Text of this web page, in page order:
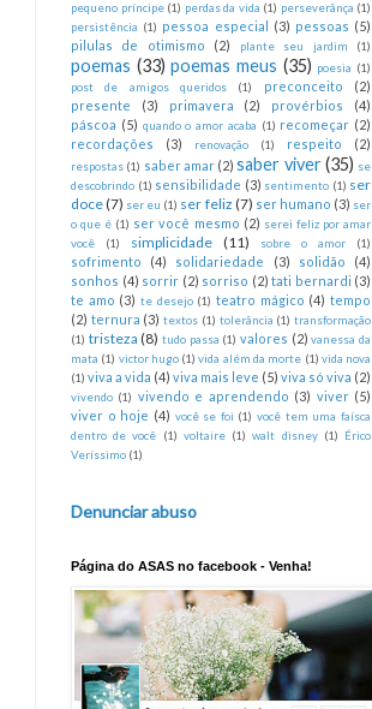
pequeno príncipe (1) perdas da vida (1) perseverânça (1)
persistência (1) pessoa especial (3) pessoas (5)
pilulas de otimismo
(2) plante seu jardim (1)
poemas (33) poemas meus (35) poesia (1)
post de amigos queridos
(1) preconceito
(2)
presente
(3) primavera (2) provérbios
(4)
páscoa (5) quando o amor acaba (1) recomeçar (2)
recordações
(3) renovação (1) respeito (2)
respostas (1) saber amar (2) saber viver (35) se
descobrindo (1) sensibilidade (3) sentimento (1) ser
doce(7) ser eu (1) ser feliz (7) ser humano (3) ser
o que é (1) ser você mesmo (2) serei feliz por amar
você
(1) simplicidade (11) sobre o amor (1)
sofrimento (4) solidariedade (3) solidão
(4)
sonhos (4) sorrir (2) sorriso (2) tati bernardi (3)
te amo (3) te desejo (1) teatro mágico (4) tempo
(2) ternura (3) textos (1) tolerância (1) transformação
(1) tristeza (8) tudo passa (1) valores (2) vanessa da
mata (1) victor hugo (1) vida além da morte (1) vida nova
(1) viva a vida (4) viva mais leve (5) viva só viva (2)
vivendo (1) vivendo e aprendendo (3) viver (5)
viver o hoje (4) você se foi (1) você tem uma faísca
dentro de você
(1) voltaire (1) walt disney (1)
Érico
Veríssimo (1)
Denunciar abuso
Página do ASAS no facebook - Venha!